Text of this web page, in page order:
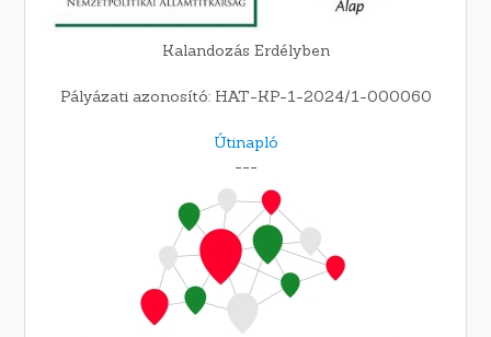
Kalandozás Erdélyben
Pályázati azonosító: HAT-KP-1-2024/1-000060
Útinapló
---